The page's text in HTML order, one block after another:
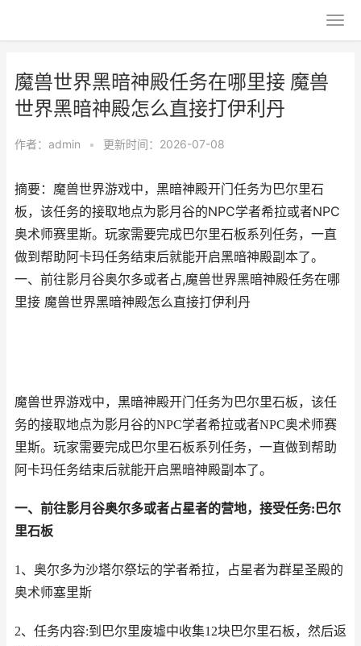
魔兽世界黑暗神殿任务在哪里接 魔兽
世界黑暗神殿怎么直接打伊利丹
作者： admin • 更新时间：2026-07-08
摘要：魔兽世界游戏中，黑暗神殿开门任务为巴尔里石
板，该任务的接取地点为影月谷的NPC学者希拉或者NPC
奥术师赛里斯。玩家需要完成巴尔里石板系列任务，一直
做到帮助阿卡玛任务结束后就能开启黑暗神殿副本了。
一、前往影月谷奥尔多或者占,魔兽世界黑暗神殿任务在哪
里接 魔兽世界黑暗神殿怎么直接打伊利丹
魔兽世界游戏中，黑暗神殿开门任务为巴尔里石板，该任
务的接取地点为影月谷的NPC学者希拉或者NPC奥术师赛
里斯。玩家需要完成巴尔里石板系列任务，一直做到帮助
阿卡玛任务结束后就能开启黑暗神殿副本了。
一、前往影月谷奥尔多或者占星者的营地，接受任务:巴尔
里石板
1、奥尔多为沙塔尔祭坛的学者希拉，占星者为群星圣殿的
奥术师塞里斯
2、任务内容:到巴尔里废墟中收集12块巴尔里石板，然后返